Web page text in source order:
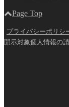
Page Top
プライバシーポリシ
開示対象個人情報の